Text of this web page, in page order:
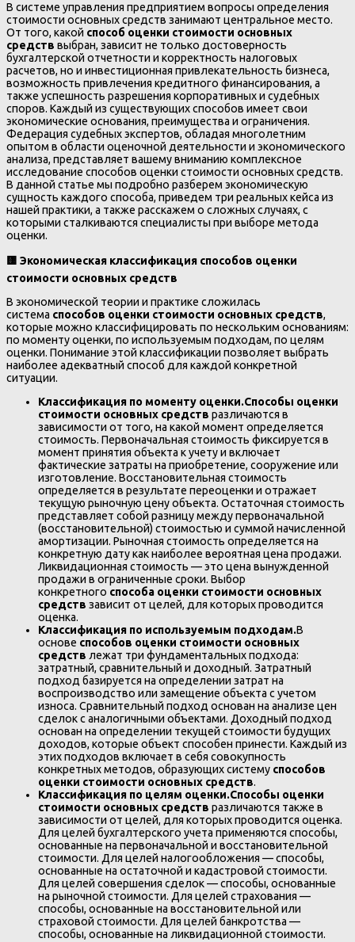
В системе управления предприятием вопросы определения
стоимости основных средств занимают центральное место.
От того, какой способ оценки стоимости основных
средств выбран, зависит не только достоверность
бухгалтерской отчетности и корректность налоговых
расчетов, но и инвестиционная привлекательность бизнеса,
возможность привлечения кредитного финансирования, а
также успешность разрешения корпоративных и судебных
споров. Каждый из существующих способов имеет свои
экономические основания, преимущества и ограничения.
Федерация судебных экспертов, обладая многолетним
опытом в области оценочной деятельности и экономического
анализа, представляет вашему вниманию комплексное
исследование способов оценки стоимости основных средств.
В данной статье мы подробно разберем экономическую
сущность каждого способа, приведем три реальных кейса из
нашей практики, а также расскажем о сложных случаях, с
которыми сталкиваются специалисты при выборе метода
оценки.
🟨 Экономическая классификация способов оценки
стоимости основных средств
В экономической теории и практике сложилась
система способов оценки стоимости основных средств,
которые можно классифицировать по нескольким основаниям:
по моменту оценки, по используемым подходам, по целям
оценки. Понимание этой классификации позволяет выбрать
наиболее адекватный способ для каждой конкретной
ситуации.
Классификация по моменту оценки.Способы оценки
стоимости основных средств различаются в
зависимости от того, на какой момент определяется
стоимость. Первоначальная стоимость фиксируется в
момент принятия объекта к учету и включает
фактические затраты на приобретение, сооружение или
изготовление. Восстановительная стоимость
определяется в результате переоценки и отражает
текущую рыночную цену объекта. Остаточная стоимость
представляет собой разницу между первоначальной
(восстановительной) стоимостью и суммой начисленной
амортизации. Рыночная стоимость определяется на
конкретную дату как наиболее вероятная цена продажи.
Ликвидационная стоимость — это цена вынужденной
продажи в ограниченные сроки. Выбор
конкретного способа оценки стоимости основных
средств зависит от целей, для которых проводится
оценка.
Классификация по используемым подходам.В
основе способов оценки стоимости основных
средств лежат три фундаментальных подхода:
затратный, сравнительный и доходный. Затратный
подход базируется на определении затрат на
воспроизводство или замещение объекта с учетом
износа. Сравнительный подход основан на анализе цен
сделок с аналогичными объектами. Доходный подход
основан на определении текущей стоимости будущих
доходов, которые объект способен принести. Каждый из
этих подходов включает в себя совокупность
конкретных методов, образующих систему способов
оценки стоимости основных средств.
Классификация по целям оценки.Способы оценки
стоимости основных средств различаются также в
зависимости от целей, для которых проводится оценка.
Для целей бухгалтерского учета применяются способы,
основанные на первоначальной и восстановительной
стоимости. Для целей налогообложения — способы,
основанные на остаточной и кадастровой стоимости.
Для целей совершения сделок — способы, основанные
на рыночной стоимости. Для целей страхования —
способы, основанные на восстановительной или
страховой стоимости. Для целей банкротства —
способы, основанные на ликвидационной стоимости.